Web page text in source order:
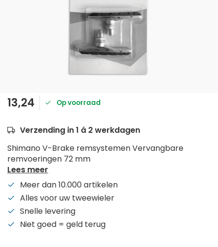
13,24 Op voorraad
Verzending in 1 á 2 werkdagen
Shimano V-Brake remsystemen Vervangbare
remvoeringen 72 mm
Lees meer
Meer dan 10.000 artikelen
Alles voor uw tweewieler
Snelle levering
Niet goed = geld terug